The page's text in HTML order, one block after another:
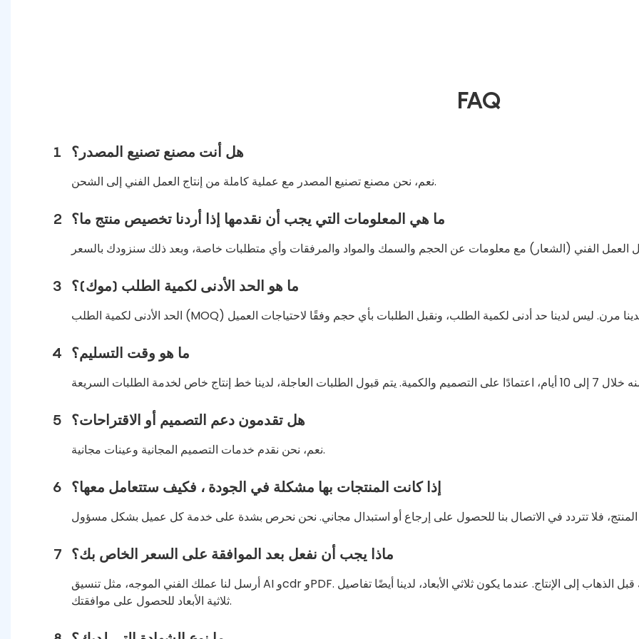
FAQ
1 هل أنت مصنع تصنيع المصدر؟
نعم، نحن مصنع تصنيع المصدر مع عملية كاملة من إنتاج العمل الفني إلى الشحن.
2 ما هي المعلومات التي يجب أن نقدمها إذا أردنا تخصيص منتج ما؟
3 ما هو الحد الأدنى لكمية الطلب (موك)؟
4 ما هو وقت التسليم؟
5 هل تقدمون دعم التصميم أو الاقتراحات؟
نعم، نحن نقدم خدمات التصميم المجانية وعينات مجانية.
6 إذا كانت المنتجات بها مشكلة في الجودة ، فكيف ستتعامل معها؟
7 ماذا يجب أن نفعل بعد الموافقة على السعر الخاص بك؟
أرسل لنا عملك الفني الموجه، مثل تنسيق AI وcdr وPDF. سنقوم بعمل عمل فني إنتاجي للحصول على موافقتك قبل الذهاب إلى الإنتاج. عندما يكون ثلاثي الأبعاد، لدينا أيضًا تفاصيل
ثلاثية الأبعاد للحصول على موافقتك.